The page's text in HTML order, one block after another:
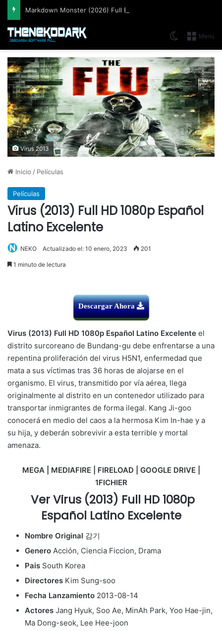
Markdown Monster (2026) Full Español [Mega]
Menú
Switch skin
Virus 2013
Inicio / Películas
Películas
Virus (2013) Full HD 1080p Español
Latino Excelente
NEKO Actualizado el: 10 enero, 2023 201
1 minuto de lectura
Descargar Ahora
Virus (2013) Full HD 1080p Español Latino Excelente el
distrito surcoreano de Bundang-gu debe enfrentarse a una
repentina proliferación del virus H5N1, enfermedad que
mata a sus víctimas tras 36 horas de alojarse en el
organismo. El virus, transmitido por vía aérea, llega
originalmente al distrito en un contenedor utilizado para
transportar inmigrantes de forma ilegal. Kang Ji-goo
conocerá en medio del caos a la hermosa Kim In-hae y a
su hija, y deberán sobrevivir a esta terrible y mortal
amenaza.
MEGA | MEDIAFIRE | FIRELOAD | GOOGLE DRIVE |
1FICHIER
Ver Virus (2013) Full HD 1080p
Español Latino Excelente
Nombre Original 감기
Genero Acción, Ciencia Ficcion, Drama
Pais South Korea
Directores Kim Sung-soo
Fecha Lanzamiento 2013-08-14
Actores Jang Hyuk, Soo Ae, MinAh Park, Yoo Hae-jin,
Ma Dong-seok, Lee Hee-joon